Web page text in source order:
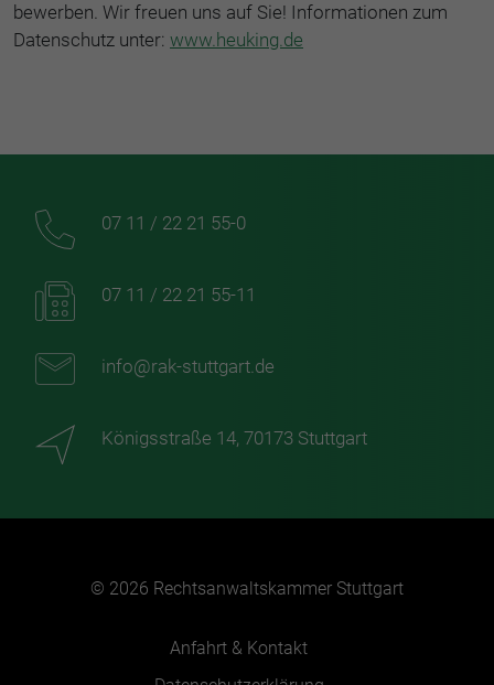
bewerben. Wir freuen uns auf Sie! Informationen zum
Datenschutz unter: www.heuking.de
07 11 / 22 21 55-0
07 11 / 22 21 55-11
info@rak-stuttgart.de
Königsstraße 14, 70173 Stuttgart
© 2026 Rechtsanwaltskammer Stuttgart
Anfahrt & Kontakt